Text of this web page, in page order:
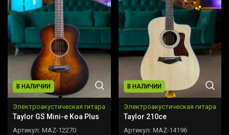
В НАЛИЧИИ
Электроакустическая гитара
Taylor GS Mini-e Koa Plus
Артикул: MAZ-12270
В НАЛИЧИИ
Электроакустическая гитара
Taylor 210ce
Артикул: MAZ-14196